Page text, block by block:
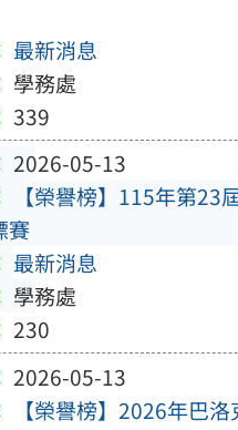
最新消息
學務處
339
2026-05-13
【榮譽榜】115年第23
賽
最新消息
學務處
230
2026-05-13
【榮譽榜】2026年巴